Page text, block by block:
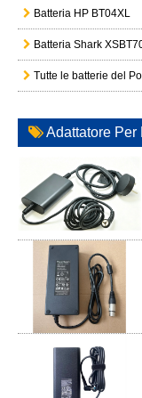
Batteria HP BT04XL
Batteria Shark
Tutte le batterie del
Adattatore Per